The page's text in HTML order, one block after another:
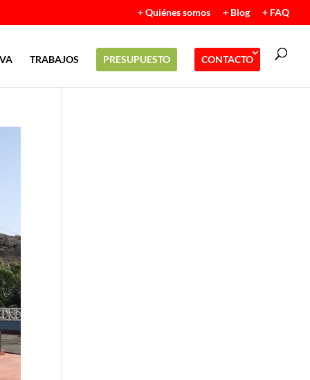
+ Quiénes somos + Blog + FAQ
TRABAJOS PRESUPUESTO CONTACTO